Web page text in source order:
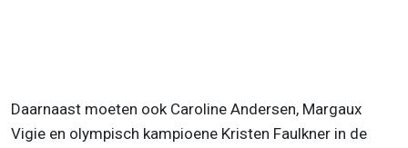
Daarnaast moeten ook Caroline Andersen, Margaux
Vigie en olympisch kampioene Kristen Faulkner in de